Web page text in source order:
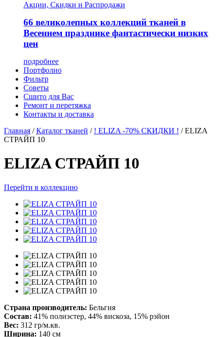
Акции, Скидки и Распродажи
66 великолепных коллекций тканей в
Весеннем празднике фантастически низких
цен
подробнее
Портфолио
Фильтр
Советы
Сшито для Вас
Ремонт и перетяжка
Контакты и доставка
Главная / Каталог тканей / ! ELIZA -70% СКИДКИ ! / ELIZA
СТРАЙП 10
ELIZA СТРАЙП 10
Перейти в коллекцию
Страна производитель: Бельгия
Состав: 41% полиэстер, 44% вискоза, 15% рэйон
Вес: 312 гр/м.кв.
Ширина: 140 см